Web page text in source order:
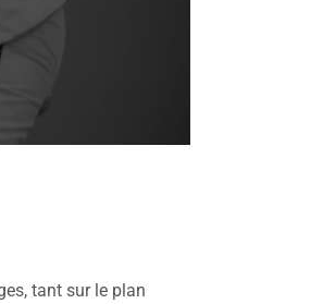
tant sur le plan